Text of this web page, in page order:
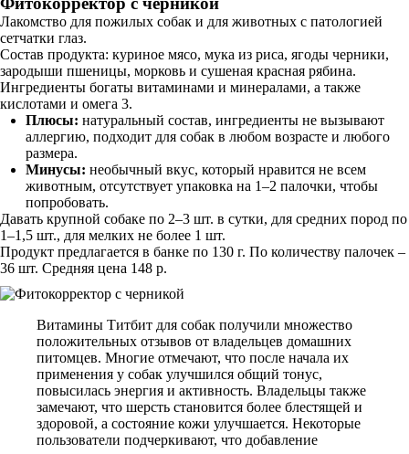
Лакомство для пожилых собак и для животных с патологией
сетчатки глаз.
Состав продукта: куриное мясо, мука из риса, ягоды черники,
зародыши пшеницы, морковь и сушеная красная рябина.
Ингредиенты богаты витаминами и минералами, а также
кислотами и омега 3.
Плюсы: натуральный состав, ингредиенты не вызывают
аллергию, подходит для собак в любом возрасте и любого
размера.
Минусы: необычный вкус, который нравится не всем
животным, отсутствует упаковка на 1–2 палочки, чтобы
попробовать.
Давать крупной собаке по 2–3 шт. в сутки, для средних пород по
1–1,5 шт., для мелких не более 1 шт.
Продукт предлагается в банке по 130 г. По количеству палочек –
36 шт. Средняя цена 148 р.
Витамины Титбит для собак получили множество
положительных отзывов от владельцев домашних
питомцев. Многие отмечают, что после начала их
применения у собак улучшился общий тонус,
повысилась энергия и активность. Владельцы также
замечают, что шерсть становится более блестящей и
здоровой, а состояние кожи улучшается. Некоторые
пользователи подчеркивают, что добавление